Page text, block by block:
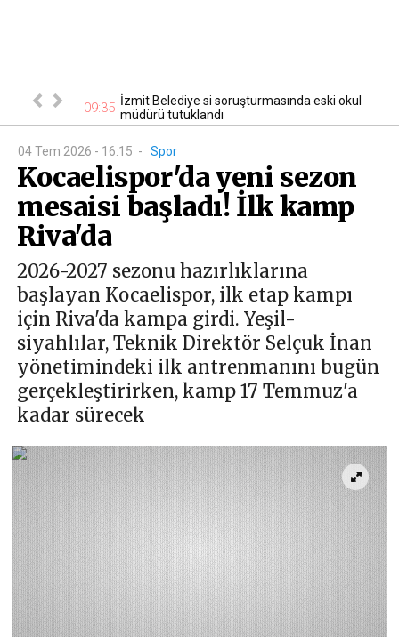
09:35 İzmit Belediye si soruşturmasında eski okul
müdürü tutuklandı
04 Tem 2026 - 16:15 - Spor
Kocaelispor'da yeni sezon
mesaisi başladı! İlk kamp
Riva'da
2026-2027 sezonu hazırlıklarına
başlayan Kocaelispor, ilk etap kampı
için Riva'da kampa girdi. Yeşil-
siyahlılar, Teknik Direktör Selçuk İnan
yönetimindeki ilk antrenmanını bugün
gerçekleştirirken, kamp 17 Temmuz'a
kadar sürecek